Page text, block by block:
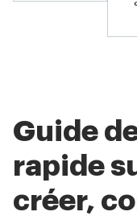
Guide
rapide
créer,